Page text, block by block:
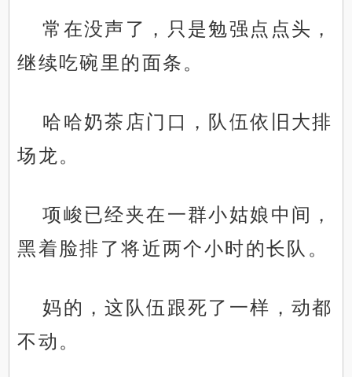
常在没声了，只是勉强点点头，
继续吃碗里的面条。
哈哈奶茶店门口，队伍依旧大排
场龙。
项峻已经夹在一群小姑娘中间，
黑着脸排了将近两个小时的长队。
妈的，这队伍跟死了一样，动都
不动。